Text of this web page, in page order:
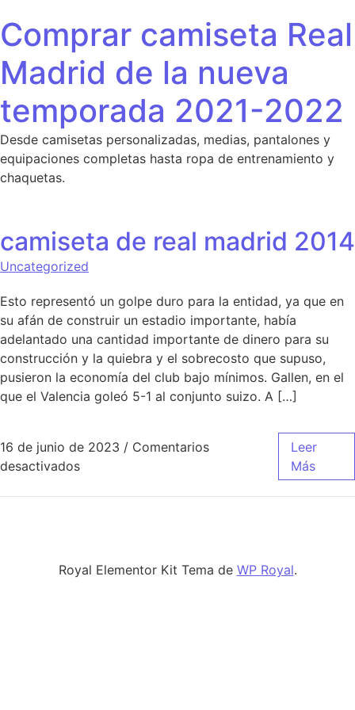
Comprar camiseta Real
Madrid de la nueva
temporada 2021-2022
Desde camisetas personalizadas, medias, pantalones y
equipaciones completas hasta ropa de entrenamiento y
chaquetas.
camiseta de real madrid 2014
Uncategorized
Esto representó un golpe duro para la entidad, ya que en
su afán de construir un estadio importante, había
adelantado una cantidad importante de dinero para su
construcción y la quiebra y el sobrecosto que supuso,
pusieron la economía del club bajo mínimos. Gallen, en el
que el Valencia goleó 5-1 al conjunto suizo. A […]
16 de junio de 2023 / Comentarios
desactivadosen camiseta de real madrid 2014
Leer
Más
Royal Elementor Kit Tema de WP Royal.